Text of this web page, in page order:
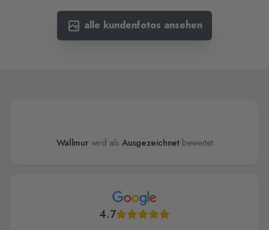
alle kundenfotos ansehen
Wallmur wird alsAusgezeichnetbewertet
4.7